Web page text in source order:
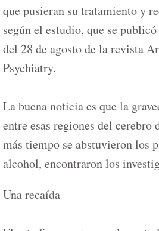
que pusieran su tratamiento y
según el estudio, que se
del 28 de agosto de la revista
Psychiatry.
La buena noticia es que la
entre esas regiones del
más tiempo se abstuvieron los
alcohol, encontraron los
Una recaída